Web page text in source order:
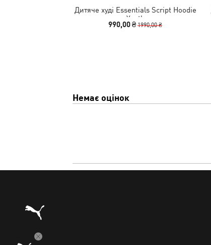
Дитяче худі Essentials Script Hoodie
Youth
990,00 ₴1990,00 ₴
Немає оцінок